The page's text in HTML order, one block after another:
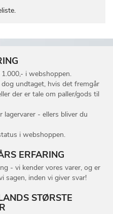
i webshoppen.
undtaget, hvis det fremgår
der er tale om paller/gods til
lagervarer - ellers bliver du
i webshoppen.
ERFARING
- vi kender vores varer, og er
sagen, inden vi giver svar!
STØRSTE